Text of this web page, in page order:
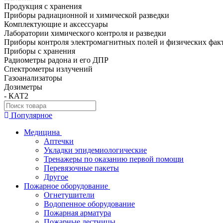
Продукция с хранения
Приборы радиационной и химической разведки
Комплектующие и аксессуары
Лаборатории химического контроля и разведки
Приборы контроля электромагнитных полей и физических
Приборы с хранения
Радиометры радона и его ДПР
Спектрометры излучений
Газоанализаторы
Дозиметры
- КАТ2
Популярное
Медицина
Аптечки
Укладки эпидемиологические
Тренажеры по оказанию первой помощи
Перевязочные пакеты
Другое
Пожарное оборудование
Огнетушители
Водопенное оборудование
Пожарная арматура